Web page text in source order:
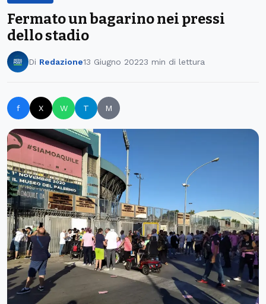
Fermato un bagarino nei pressi
dello stadio
Di Redazione13 Giugno 20223 min di lettura
f X W T M